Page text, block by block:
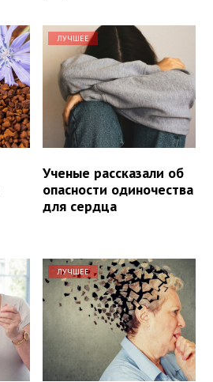
ЛУЧШЕЕ
Ученые рассказали об
опасности одиночества
для сердца
ЛУЧШЕЕ